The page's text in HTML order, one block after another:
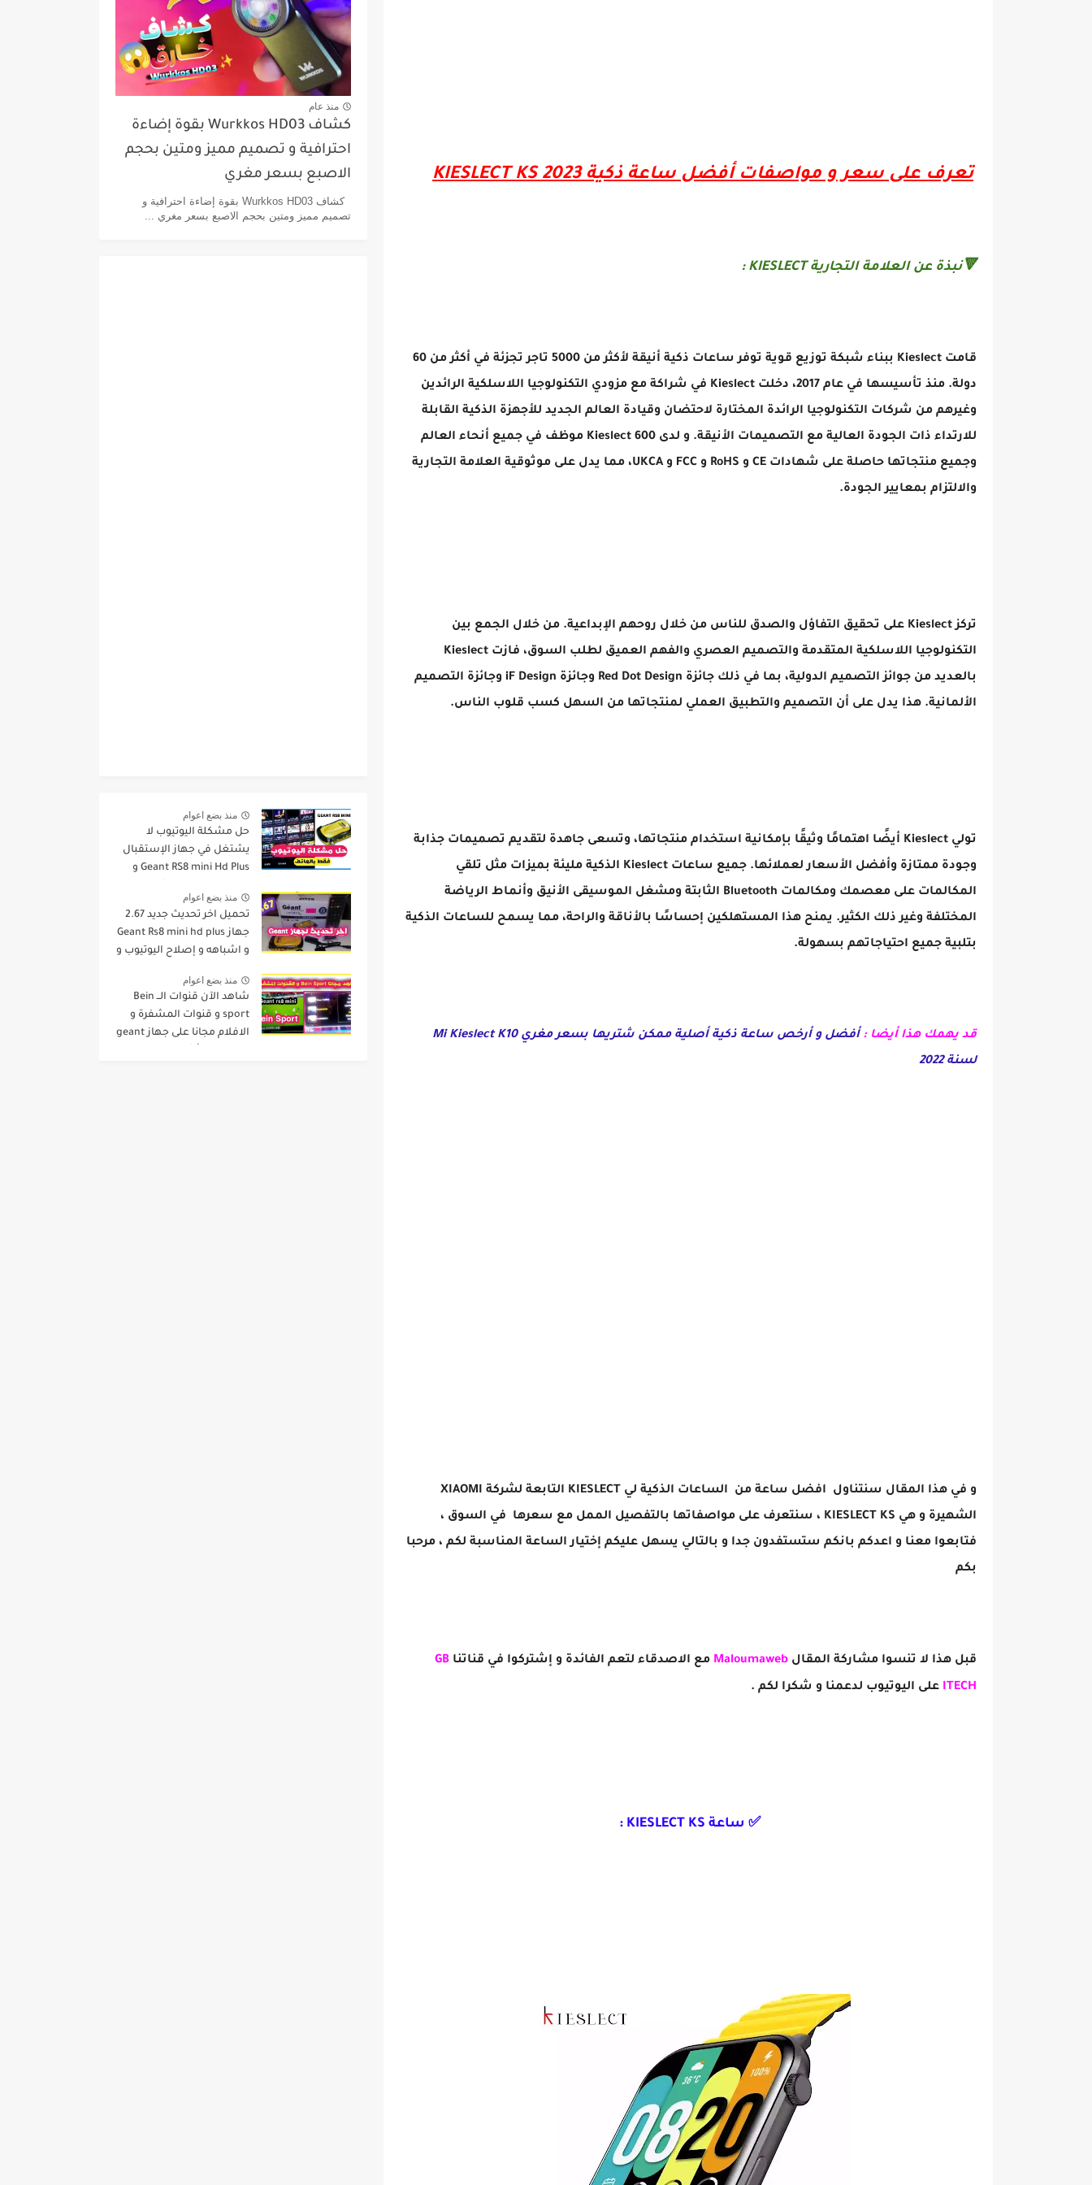
تعرف على سعر و مواصفات أفضل ساعة ذكية KIESLECT KS 2023
🔻نبذة عن العلامة التجارية KIESLECT :
قامت Kieslect ببناء شبكة توزيع قوية توفر ساعات ذكية أنيقة لأكثر من 5000 تاجر تجزئة في أكثر من 60
دولة. منذ تأسيسها في عام 2017، دخلت Kieslect في شراكة مع مزودي التكنولوجيا اللاسلكية الرائدين
وغيرهم من شركات التكنولوجيا الرائدة المختارة لاحتضان وقيادة العالم الجديد للأجهزة الذكية القابلة
للارتداء ذات الجودة العالية مع التصميمات الأنيقة. و لدى Kieslect 600 موظف في جميع أنحاء العالم
وجميع منتجاتها حاصلة على شهادات CE و RoHS و FCC و UKCA، مما يدل على موثوقية العلامة التجارية
والالتزام بمعايير الجودة.
تركز Kieslect على تحقيق التفاؤل والصدق للناس من خلال روحهم الإبداعية. من خلال الجمع بين
التكنولوجيا اللاسلكية المتقدمة والتصميم العصري والفهم العميق لطلب السوق، فازت Kieslect
بالعديد من جوائز التصميم الدولية، بما في ذلك جائزة Red Dot Design وجائزة iF Design وجائزة التصميم
الألمانية. هذا يدل على أن التصميم والتطبيق العملي لمنتجاتها من السهل كسب قلوب الناس.
تولي Kieslect أيضًا اهتمامًا وثيقًا بإمكانية استخدام منتجاتها، وتسعى جاهدة لتقديم تصميمات جذابة
وجودة ممتازة وأفضل الأسعار لعملائها. جميع ساعات Kieslect الذكية مليئة بميزات مثل تلقي
المكالمات على معصمك ومكالمات Bluetooth الثابتة ومشغل الموسيقى الأنيق وأنماط الرياضة
المختلفة وغير ذلك الكثير. يمنح هذا المستهلكين إحساسًا بالأناقة والراحة، مما يسمح للساعات الذكية
بتلبية جميع احتياجاتهم بسهولة.
قد يهمك هذا أيضا :
أفضل و أرخص ساعة ذكية أصلية ممكن شتريها بسعر مغري Mi Kieslect K10
لسنة 2022
و في هذا المقال سنتناول
افضل ساعة من الساعات الذكية لي KIESLECT التابعة لشركة XIAOMI
الشهيرة و هي KIESLECT KS ، سنتعرف على مواصفاتها بالتفصيل الممل مع سعرها في السوق ،
فتابعوا معنا و اعدكم بانكم ستستفدون جدا و بالتالي يسهل عليكم إختيار الساعة المناسبة لكم ، مرحبا
بكم
قبل هذا لا تنسوا مشاركة المقال Maloumaweb مع الاصدقاء لتعم الفائدة و إشتركوا في قناتنا GB
ITECH على اليوتيوب لدعمنا و شكرا لكم .
✅ ساعة KIESLECT KS :
منذ عام
كشاف Wurkkos HD03 بقوة إضاءة
احترافية و تصميم مميز ومتين بحجم
الاصبع بسعر مغري
كشاف Wurkkos HD03 بقوة إضاءة احترافية و
تصميم مميز ومتين بحجم الاصبع بسعر مغري ...
منذ بضع اعوام
حل مشكلة اليوتيوب لا
يشتغل في جهاز الإستقبال
Geant RS8 mini Hd Plus و
منذ بضع اعوام
تحميل اخر تحديث جديد 2.67
جهاز Geant Rs8 mini hd plus
و اشباهه و إصلاح اليوتيوب و
Jour GN
منذ بضع اعوام
شاهد الآن قنوات الــ Bein
sport و قنوات المشفرة و
الافلام مجانا على جهاز geant